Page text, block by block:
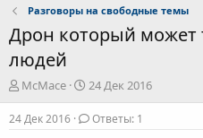
Разговоры на свободные темы
Дрон который может
людей
А
в
т
McMace
Д
а
т
24 Дек 2016
24 Дек 2016 Ответы: 1